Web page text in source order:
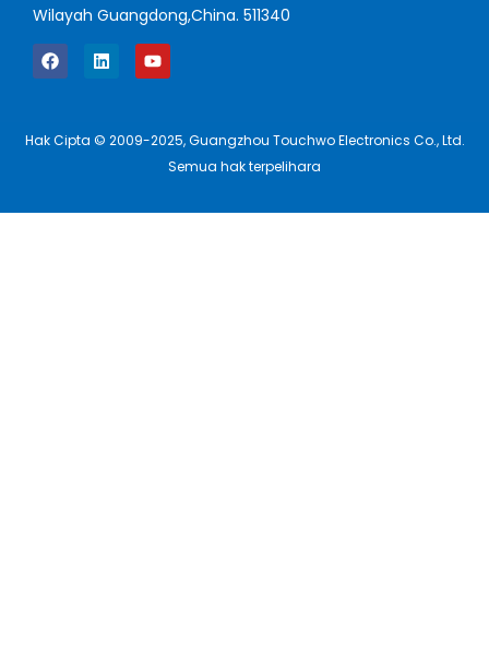
Wilayah Guangdong,China. 511340
Hak Cipta © 2009-2025, Guangzhou Touchwo Electronics Co., Ltd.
Semua hak terpelihara